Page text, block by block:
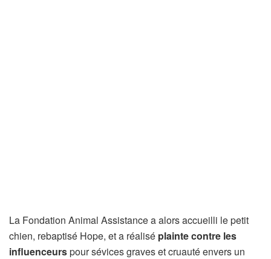
La Fondation Animal Assistance a alors accueilli le petit
chien, rebaptisé Hope, et a réalisé plainte contre les
influenceurspour sévices graves et cruauté envers un